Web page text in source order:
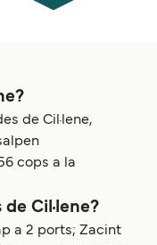
de Cil·lene,
cops a la
Cil·lene?
a 2 ports; Zacint